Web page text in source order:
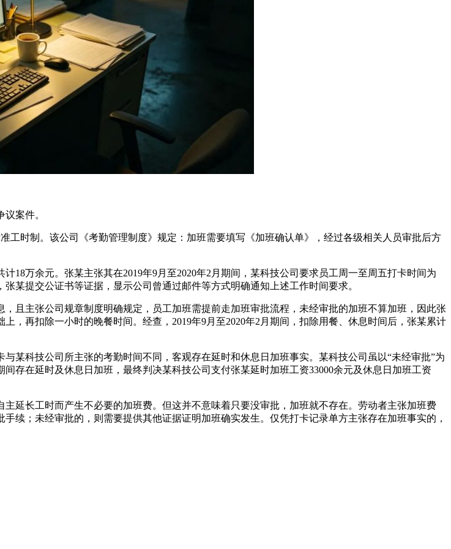
案件。
时制。该公司《考勤管理制度》规定：加班需要填写《加班确认单》，经过各级相关人员审批后方
万余元。张某主张其在2019年9月至2020年2月期间，某科技公司要求员工周一至周五打卡时间为
某提交公证书等证据，显示公司曾通过邮件等方式明确通知上述工作时间要求。
主张公司规章制度明确规定，员工加班需提前走加班审批流程，未经审批的加班不算加班，因此张
，再扣除一小时的晚餐时间。经查，2019年9月至2020年2月期间，扣除用餐、休息时间后，张某累计
科技公司所主张的考勤时间不同，客观存在延时和休息日加班事实。某科技公司虽以“未经审批”为
存在延时及休息日加班，最终判决某科技公司支付张某延时加班工资33000余元及休息日加班工资
长工时而产生不必要的加班费。但这并不意味着只要没审批，加班就不存在。劳动者主张加班费
续；未经审批的，则需要提供其他证据证明加班确实发生。仅凭打卡记录单方主张存在加班事实的，